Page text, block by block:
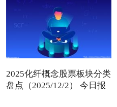
2025化纤概念股票板块分类
盘点（2025/12/2） 今日报